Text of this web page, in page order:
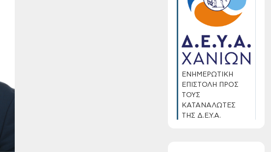
ΕΝΗΜΕΡΩΤΙΚΗ
ΕΠΙΣΤΟΛΗ ΠΡΟΣ
ΤΟΥΣ
ΚΑΤΑΝΑΛΩΤΕΣ
ΤΗΣ Δ.Ε.Υ.Α.